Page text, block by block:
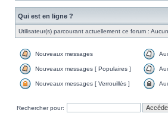
Qui est en ligne ?
Utilisateur(s) parcourant actuellement ce forum :
Nouveaux messages
Nouveaux messages [ Populaires ]
Nouveaux messages [ Verrouillés ]
Rechercher pour: